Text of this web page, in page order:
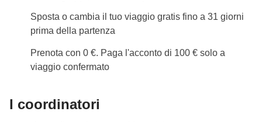
Sposta o cambia il tuo viaggio gratis fino a 31 giorni
prima della partenza
Prenota con 0 €. Paga l'acconto di 100 € solo a
viaggio confermato
I coordinatori